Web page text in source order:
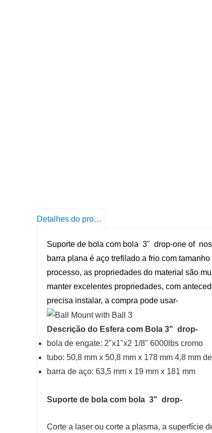
Detalhes do produto
Suporte de bola com bola 3" drop-one of
barra plana é aço trefilado a frio com
processo, as propriedades do material são
manter excelentes propriedades, com
precisa instalar, a compra pode usar-
Descrição do Esfera com Bola 3" drop-
bola de engate: 2"x1"x2 1/8" 6000lbs cromo
tubo: 50,8 mm x 50,8 mm x 178 mm 4,8 mm
barra de aço: 63,5 mm x 19 mm x 181 mm
Suporte de bola com bola 3" drop-
Corte a laser ou corte a plasma, a superfície